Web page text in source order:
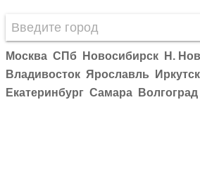
Москва СПб Новосибирск Н.
Владивосток Ярославль Иркутск
Екатеринбург Самара Волгоград